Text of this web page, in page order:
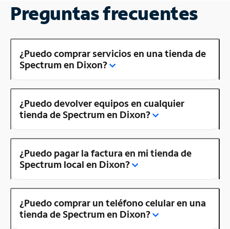
Preguntas frecuentes
¿Puedo comprar servicios en una tienda de
Spectrum en Dixon?
¿Puedo devolver equipos en cualquier
tienda de Spectrum en Dixon?
¿Puedo pagar la factura en mi tienda de
Spectrum local en Dixon?
¿Puedo comprar un teléfono celular en una
tienda de Spectrum en Dixon?